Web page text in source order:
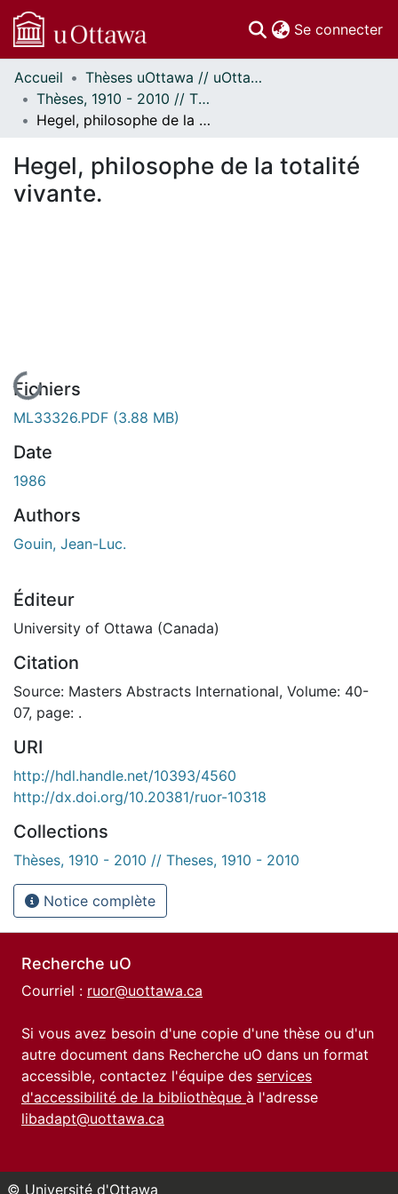
Se connecter
Communautés
et collections
Parcourir
À propos
Accueil
Thèses uOttawa // uOttawa Theses
Thèses, 1910 - 2010 // Theses, 1910 - 2010
Hegel, philosophe de la totalité vivante.
Hegel, philosophe de la totalité
vivante.
En cours de chargement...
Fichiers
ML33326.PDF (3.88 MB)
Date
1986
Authors
Gouin, Jean-Luc.
Éditeur
University of Ottawa (Canada)
Citation
Source: Masters Abstracts International, Volume: 40-
07, page: .
URI
http://hdl.handle.net/10393/4560
http://dx.doi.org/10.20381/ruor-10318
Collections
Thèses, 1910 - 2010 // Theses, 1910 - 2010
Notice complète
Recherche uO
Courriel : ruor@uottawa.ca
Si vous avez besoin d'une copie d'une thèse ou d'un
autre document dans Recherche uO dans un format
accessible, contactez l'équipe des services
d'accessibilité de la bibliothèque à l'adresse
libadapt@uottawa.ca
© Université d'Ottawa